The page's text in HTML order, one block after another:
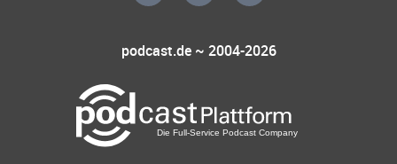
podcast.de ~ 2004-2026